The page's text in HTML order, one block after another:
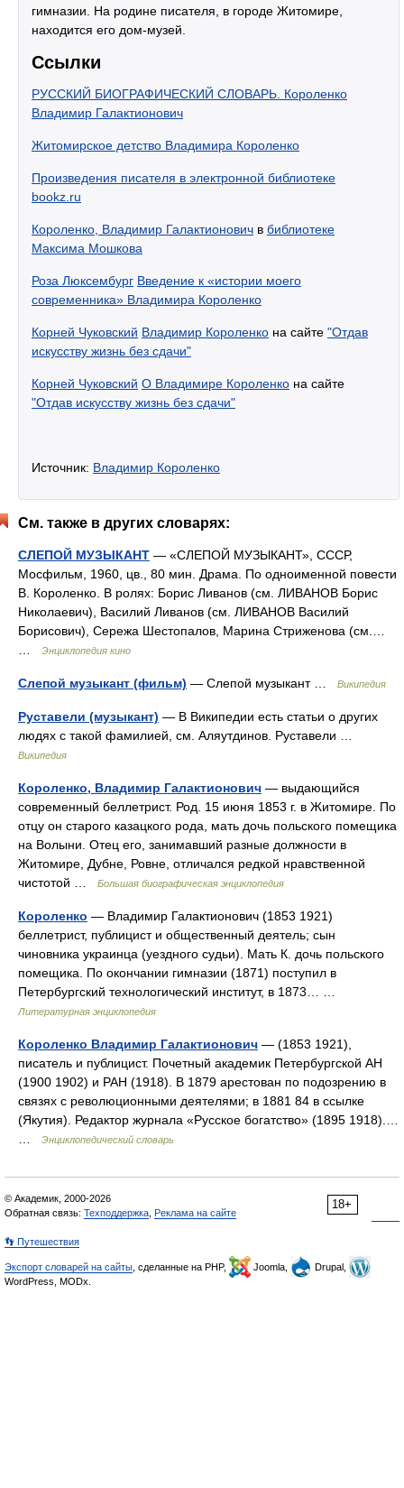
гимназии. На родине писателя, в городе Житомире,
находится его дом-музей.
Ссылки
РУССКИЙ БИОГРАФИЧЕСКИЙ СЛОВАРЬ. Короленко
Владимир Галактионович
Житомирское детство Владимира Короленко
Произведения писателя в электронной библиотеке
bookz.ru
Короленко, Владимир Галактионович в библиотеке
Максима Мошкова
Роза Люксембург Введение к «истории моего
современника» Владимира Короленко
Корней Чуковский Владимир Короленко на сайте "Отдав
искусству жизнь без сдачи"
Корней Чуковский О Владимире Короленко на сайте
"Отдав искусству жизнь без сдачи"
Источник: Владимир Короленко
См. также в других словарях:
СЛЕПОЙ МУЗЫКАНТ — «СЛЕПОЙ МУЗЫКАНТ», СССР,
Мосфильм, 1960, цв., 80 мин. Драма. По одноименной повести
В. Короленко. В ролях: Борис Ливанов (см. ЛИВАНОВ Борис
Николаевич), Василий Ливанов (см. ЛИВАНОВ Василий
Борисович), Сережа Шестопалов, Марина Стриженова (см.…
Энциклопедия кино
Слепой музыкант (фильм) — Слепой музыкант … Википедия
Руставели (музыкант) — В Википедии есть статьи о других
людях с такой фамилией, см. Аляутдинов. Руставели …
Википедия
Короленко, Владимир Галактионович — выдающийся
современный беллетрист. Род. 15 июня 1853 г. в Житомире. По
отцу он старого казацкого рода, мать дочь польского помещика
на Волыни. Отец его, занимавший разные должности в
Житомире, Дубне, Ровне, отличался редкой нравственной
чистотой …
Большая биографическая энциклопедия
Короленко — Владимир Галактионович (1853 1921)
беллетрист, публицист и общественный деятель; сын
чиновника украинца (уездного судьи). Мать К. дочь польского
помещика. По окончании гимназии (1871) поступил в
Петербургский технологический институт, в 1873… …
Литературная энциклопедия
Короленко Владимир Галактионович — (1853 1921),
писатель и публицист. Почетный академик Петербургской АН
(1900 1902) и РАН (1918). В 1879 арестован по подозрению в
связях с революционными деятелями; в 1881 84 в ссылке
(Якутия). Редактор журнала «Русское богатство» (1895 1918).…
Энциклопедический словарь
18+
© Академик, 2000-2026
Обратная связь: Техподдержка Реклама на сайте
👣 Путешествия
Экспорт словарей на сайты , сделанные на PHP, Joomla,
Drupal,
WordPress, MODx.